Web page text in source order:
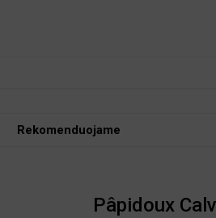
Rekomenduojame
Pâpidoux